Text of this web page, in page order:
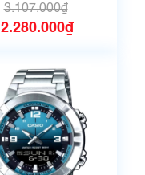
3.107.000₫
2.280.000₫